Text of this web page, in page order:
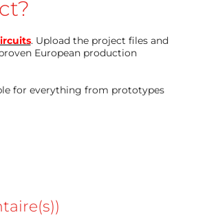
. Upload the project files and
European production
for everything from prototypes